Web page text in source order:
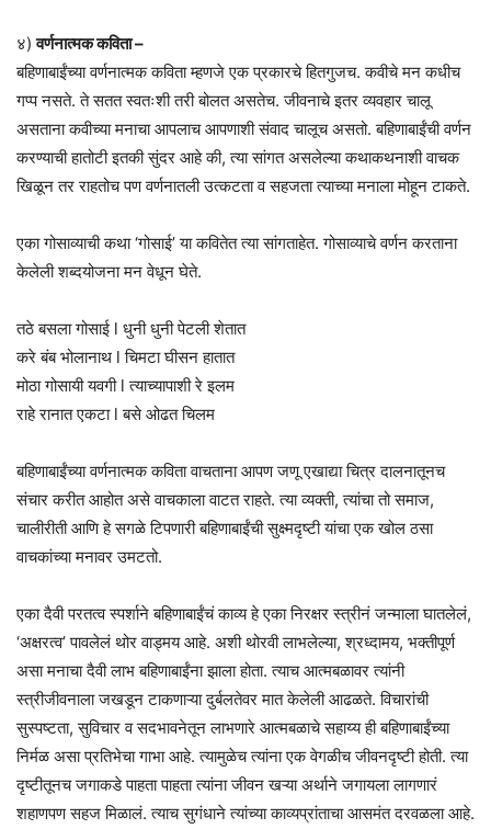
४)वर्णनात्मक कविता –
बहिणाबाईंच्या वर्णनात्मक कविता म्हणजे एक प्रकारचे हितगुजच. कवीचे मन कधीच
गप्प नसते. ते सतत स्वतःशी तरी बोलत असतेच. जीवनाचे इतर व्यवहार चालू
असताना कवीच्या मनाचा आपलाच आपणाशी संवाद चालूच असतो. बहिणाबाईंची वर्णन
करण्याची हातोटी इतकी सुंदर आहे की, त्या सांगत असलेल्या कथाकथनाशी वाचक
खिळून तर राहतोच पण वर्णनातली उत्कटता व सहजता त्याच्या मनाला मोहून टाकते.
एका गोसाव्याची कथा ‘गोसाई’ या कवितेत त्या सांगताहेत. गोसाव्याचे वर्णन करताना
केलेली शब्दयोजना मन वेधून घेते.
तठे बसला गोसाई l धुनी धुनी पेटली शेतात
करे बंब भोलानाथ l चिमटा घीसन हातात
मोठा गोसायी यवगी l त्याच्यापाशी रे इलम
राहे रानात एकटा l बसे ओढत चिलम
बहिणाबाईंच्या वर्णनात्मक कविता वाचताना आपण जणू एखाद्या चित्र दालनातूनच
संचार करीत आहोत असे वाचकाला वाटत राहते. त्या व्यक्ती, त्यांचा तो समाज,
चालीरीती आणि हे सगळे टिपणारी बहिणाबाईंची सुक्ष्मदृष्टी यांचा एक खोल ठसा
वाचकांच्या मनावर उमटतो.
एका दैवी परतत्व स्पर्शाने बहिणाबाईंचं काव्य हे एका निरक्षर स्त्रीनं जन्माला घातलेलं,
‘अक्षरत्व’ पावलेलं थोर वाड्मय आहे. अशी थोरवी लाभलेल्या, श्रध्दामय, भक्तीपूर्ण
असा मनाचा दैवी लाभ बहिणाबाईंना झाला होता. त्याच आत्मबळावर त्यांनी
स्त्रीजीवनाला जखडून टाकणाऱ्या दुर्बलतेवर मात केलेली आढळते. विचारांची
सुस्पष्टता, सुविचार व सदभावनेतून लाभणारे आत्मबळाचे सहाय्य ही बहिणाबाईंच्या
निर्मळ असा प्रतिभेचा गाभा आहे. त्यामुळेच त्यांना एक वेगळीच जीवनदृष्टी होती. त्या
दृष्टीतूनच जगाकडे पाहता पाहता त्यांना जीवन खऱ्या अर्थाने जगायला लागणारं
शहाणपण सहज मिळालं. त्याच सुगंधाने त्यांच्या काव्यप्रांताचा आसमंत दरवळला आहे.